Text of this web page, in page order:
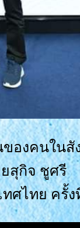
ของคนในสั
สุกิจ ชูศรี
ศไทย ครั้ง